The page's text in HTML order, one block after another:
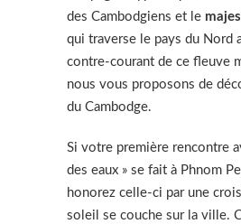
des Cambodgiens et le
qui traverse le pays du Nord
contre-courant de ce fleuve
nous vous proposons de
du Cambodge.
Si votre première rencontre
des eaux » se fait à Phnom
honorez celle-ci par une
soleil se couche sur la ville.